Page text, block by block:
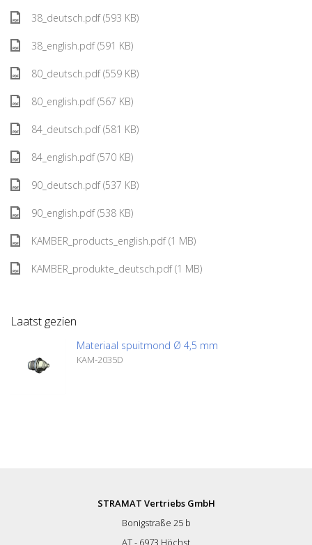
38_deutsch.pdf (593 KB)
38_english.pdf (591 KB)
80_deutsch.pdf (559 KB)
80_english.pdf (567 KB)
84_deutsch.pdf (581 KB)
84_english.pdf (570 KB)
90_deutsch.pdf (537 KB)
90_english.pdf (538 KB)
KAMBER_products_english.pdf (1 MB)
KAMBER_produkte_deutsch.pdf (1 MB)
Laatst gezien
Materiaal spuitmond Ø 4,5 mm
KAM-2035D
STRAMAT Vertriebs GmbH
Bonigstraße 25 b
AT - 6973 Höchst